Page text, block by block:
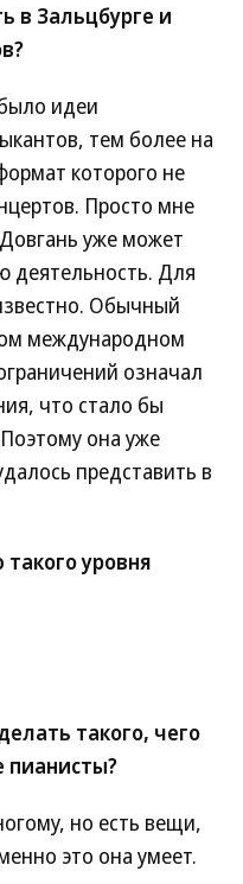
в Зальцбурге и
идеи
тем более на
которого не
Просто мне
уже может
деятельность. Для
Обычный
международном
означал
что стало бы
она уже
представить в
уровня
такого, чего
но есть вещи,
это она умеет.